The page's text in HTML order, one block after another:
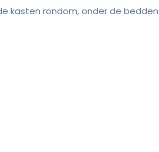
kasten rondom, onder de bedden